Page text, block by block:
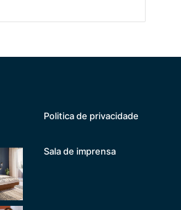
Politica de privacidade
Sala de imprensa